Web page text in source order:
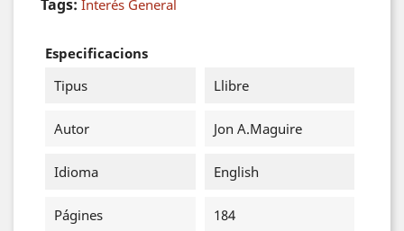
Tags: Interés General
Especificacions
Tipus
Llibre
Autor Jon A.Maguire
Idioma English
Págines 184